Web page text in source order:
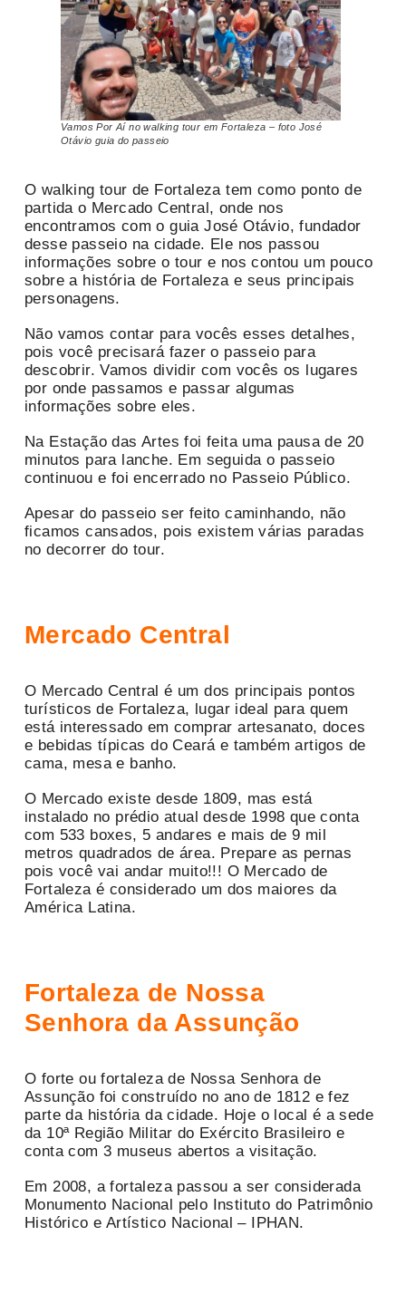
Vamos Por Aí no walking tour em Fortaleza – foto José
Otávio guia do passeio
O walking tour de Fortaleza tem como ponto de
partida o Mercado Central, onde nos
encontramos com o guia José Otávio, fundador
desse passeio na cidade. Ele nos passou
informações sobre o tour e nos contou um pouco
sobre a história de Fortaleza e seus principais
personagens.
Não vamos contar para vocês esses detalhes,
pois você precisará fazer o passeio para
descobrir. Vamos dividir com vocês os lugares
por onde passamos e passar algumas
informações sobre eles.
Na Estação das Artes foi feita uma pausa de 20
minutos para lanche. Em seguida o passeio
continuou e foi encerrado no Passeio Público.
Apesar do passeio ser feito caminhando, não
ficamos cansados, pois existem várias paradas
no decorrer do tour.
Mercado Central
O Mercado Central é um dos principais pontos
turísticos de Fortaleza, lugar ideal para quem
está interessado em comprar artesanato, doces
e bebidas típicas do Ceará e também artigos de
cama, mesa e banho.
O Mercado existe desde 1809, mas está
instalado no prédio atual desde 1998 que conta
com 533 boxes, 5 andares e mais de 9 mil
metros quadrados de área. Prepare as pernas
pois você vai andar muito!!! O Mercado de
Fortaleza é considerado um dos maiores da
América Latina.
Fortaleza de Nossa
Senhora da Assunção
O forte ou fortaleza de Nossa Senhora de
Assunção foi construído no ano de 1812 e fez
parte da história da cidade. Hoje o local é a sede
da 10ª Região Militar do Exército Brasileiro e
conta com 3 museus abertos a visitação.
Em 2008, a fortaleza passou a ser considerada
Monumento Nacional pelo Instituto do Patrimônio
Histórico e Artístico Nacional – IPHAN.